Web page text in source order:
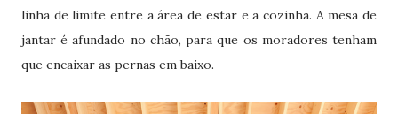
linha de limite entre a área de estar e a cozinha. A mesa de
jantar é afundado no chão, para que os moradores tenham
que encaixar as pernas em baixo.